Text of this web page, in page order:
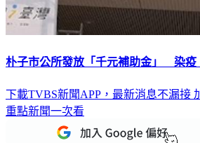
朴子市公所發放「千元補助金」 染疫
下載TVBS新聞APP，最新消息不漏接
重點新聞一次看